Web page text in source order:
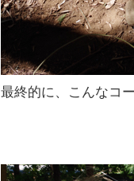
最終的に、こんなコ